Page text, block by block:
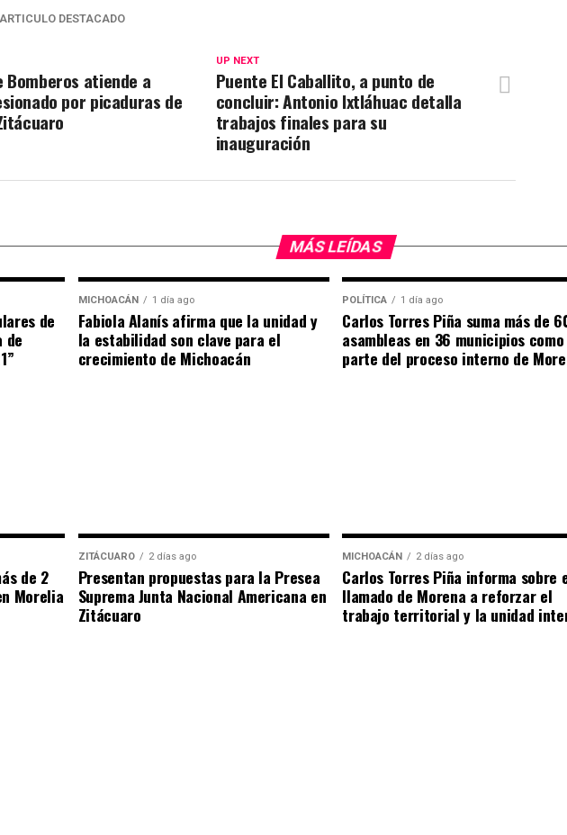
ARTICULO DESTACADO
UP NEXT
Puente El Caballito, a punto de
concluir: Antonio Ixtláhuac detalla
trabajos finales para su
inauguración
Bomberos atiende a
por picaduras de
MÁS LEÍDAS
de
de
MICHOACÁN 1 día ago
Fabiola Alanís afirma que la unidad y
la estabilidad son clave para el
crecimiento de Michoacán
POLÍTICA 1 día ago
Carlos Torres Piña suma más de
asambleas en 36 municipios como
parte del proceso interno de
de 2
Morelia
ZITÁCUARO 2 días ago
Presentan propuestas para la Presea
Suprema Junta Nacional Americana en
Zitácuaro
MICHOACÁN 2 días ago
Carlos Torres Piña informa sobre
llamado de Morena a reforzar el
trabajo territorial y la unidad